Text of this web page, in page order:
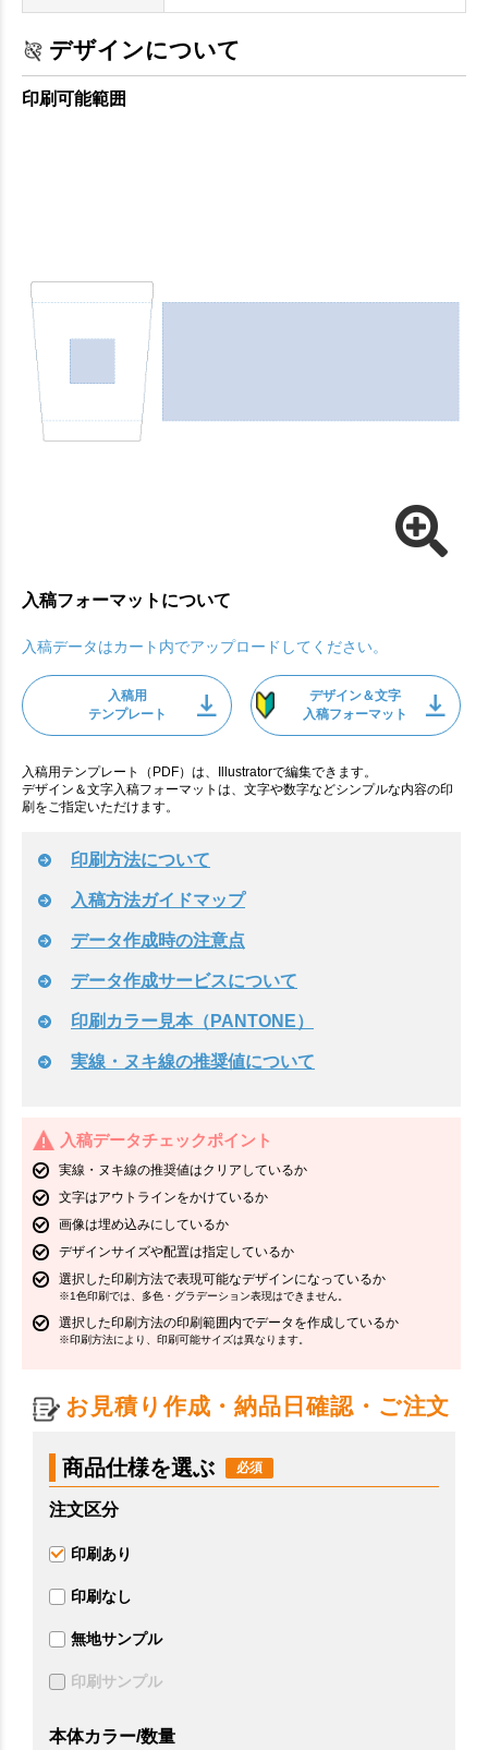
デザインについて
印刷可能範囲
入稿フォーマットについて
入稿データはカート内でアップロードしてください。
入稿用
テンプレート
デザイン＆文字
入稿フォーマット
入稿用テンプレート（PDF）は、Illustratorで編集できます。
デザイン＆文字入稿フォーマットは、文字や数字などシンプルな内容の印
刷をご指定いただけます。
印刷方法について
入稿方法ガイドマップ
データ作成時の注意点
データ作成サービスについて
印刷カラー見本（PANTONE）
実線・ヌキ線の推奨値について
入稿データチェックポイント
実線・ヌキ線の推奨値はクリアしているか
文字はアウトラインをかけているか
画像は埋め込みにしているか
デザインサイズや配置は指定しているか
選択した印刷方法で表現可能なデザインになっているか
※1色印刷では、多色・グラデーション表現はできません。
選択した印刷方法の印刷範囲内でデータを作成しているか
※印刷方法により、印刷可能サイズは異なります。
お見積り作成・納品日確認・ご注文
商品仕様を選ぶ
注文区分
印刷あり
印刷なし
無地サンプル
印刷サンプル
本体カラー/数量